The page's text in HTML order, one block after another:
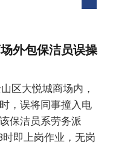
外包保洁员误操
区大悦城商场内，
，误将同事撞入电
保洁员系劳务派
即上岗作业，无岗